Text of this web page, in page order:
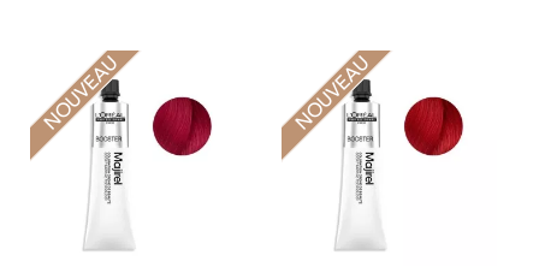
NOUVEAU NOUVEAU